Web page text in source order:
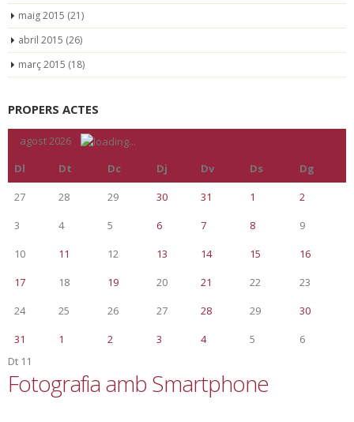
maig 2015 (21)
abril 2015 (26)
març 2015 (18)
PROPERS ACTES
agost 2026
Dl
Dt Dc Dj Dv Ds
Dg
27
28 29 30 31 1
2
3
4 5 6 7 8
9
10
11 12 13 14 15
16
17
18 19 20 21 22
23
24
25 26 27 28 29
30
31
1 2 3 4 5
6
Dt 11
Fotografia amb Smartphone